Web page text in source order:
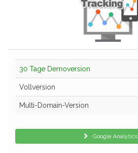
30 Tage Demoversion
Vollversion
Multi-Domain-Version
Google Analytics